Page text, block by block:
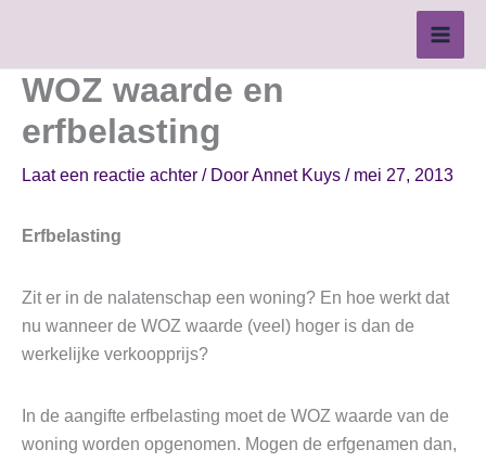
de
inhoud
WOZ waarde en
erfbelasting
Laat een reactie achter / DoorAnnet Kuys / mei 27, 2013
Erfbelasting
Zit er in de nalatenschap een woning? En hoe werkt dat
nu wanneer de WOZ waarde (veel) hoger is dan de
werkelijke verkoopprijs?
In de aangifte erfbelasting moet de WOZ waarde van de
woning worden opgenomen. Mogen de erfgenamen dan,